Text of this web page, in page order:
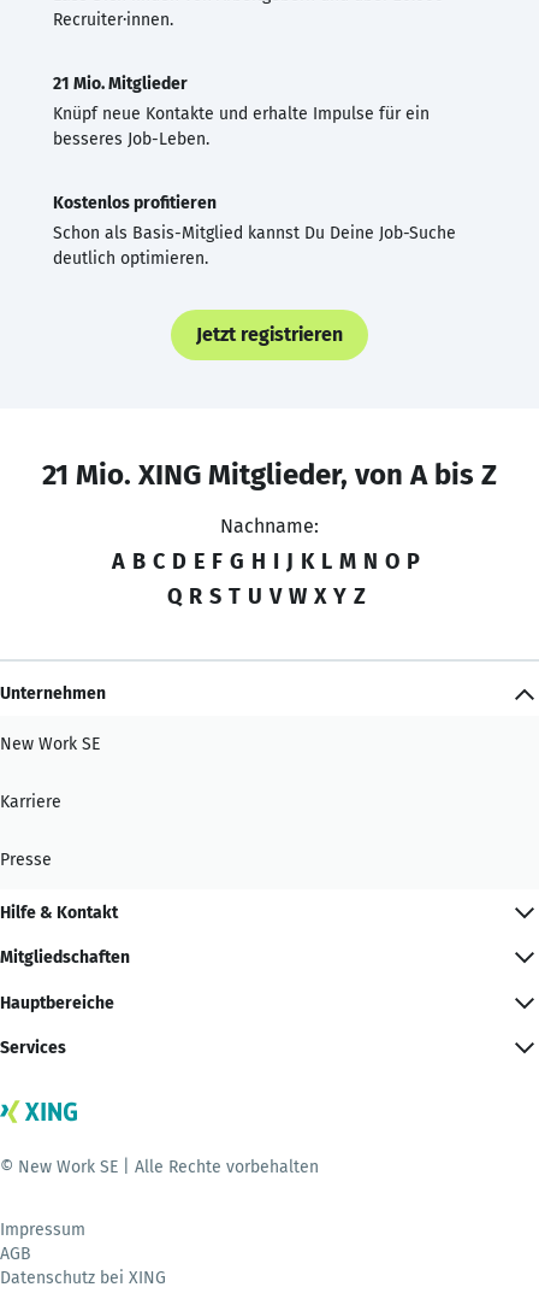
Recruiter·innen.
21 Mio. Mitglieder
Knüpf neue Kontakte und erhalte Impulse für ein
besseres Job-Leben.
Kostenlos profitieren
Schon als Basis-Mitglied kannst Du Deine Job-Suche
deutlich optimieren.
Jetzt registrieren
21 Mio. XING Mitglieder, von A bis Z
Nachname:
A B C D E F G H I J K L M N O P
Q R S T U V W X Y Z
Unternehmen
New Work SE
Karriere
Presse
Hilfe & Kontakt
Mitgliedschaften
Hauptbereiche
Services
© New Work SE | Alle Rechte vorbehalten
Impressum
AGB
Datenschutz bei XING